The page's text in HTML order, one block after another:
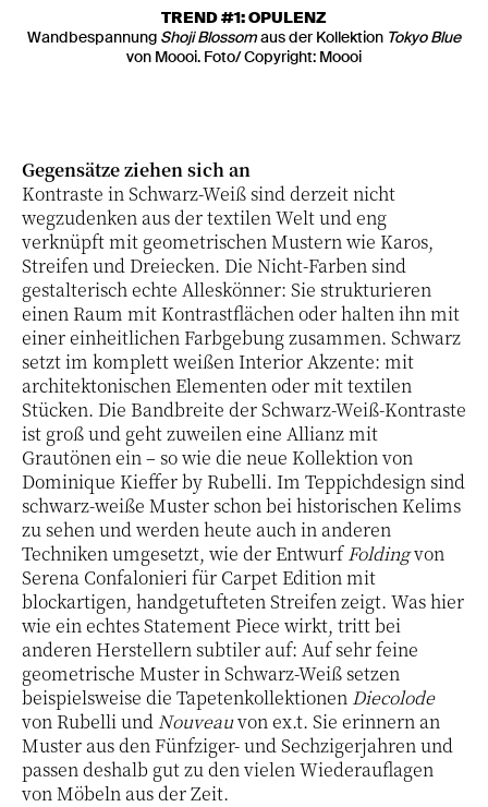
TREND #1: OPULENZ
Wandbespannung Shoji Blossomaus der Kollektion Tokyo Blue
von Moooi. Foto/ Copyright: Moooi
Gegensätze ziehen sich an
Kontraste in Schwarz-Weiß sind derzeit nicht
wegzudenken aus der textilen Welt und eng
verknüpft mit geometrischen Mustern wie Karos,
Streifen und Dreiecken. Die Nicht-Farben sind
gestalterisch echte Alleskönner: Sie strukturieren
einen Raum mit Kontrastflächen oder halten ihn mit
einer einheitlichen Farbgebung zusammen. Schwarz
setzt im komplett weißen Interior Akzente: mit
architektonischen Elementen oder mit textilen
Stücken. Die Bandbreite der Schwarz-Weiß-Kontraste
ist groß und geht zuweilen eine Allianz mit
Grautönen ein – so wie die neue Kollektion von
Dominique Kieffer by Rubelli. Im Teppichdesign sind
schwarz-weiße Muster schon bei historischen Kelims
zu sehen und werden heute auch in anderen
Techniken umgesetzt, wie der Entwurf Foldingvon
Serena Confalonieri für Carpet Edition mit
blockartigen, handgetufteten Streifen zeigt. Was hier
wie ein echtes Statement Piece wirkt, tritt bei
anderen Herstellern subtiler auf: Auf sehr feine
geometrische Muster in Schwarz-Weiß setzen
beispielsweise die Tapetenkollektionen Diecolode
von Rubelli und Nouveauvon ex.t. Sie erinnern an
Muster aus den Fünfziger- und Sechzigerjahren und
passen deshalb gut zu den vielen Wiederauflagen
von Möbeln aus der Zeit.